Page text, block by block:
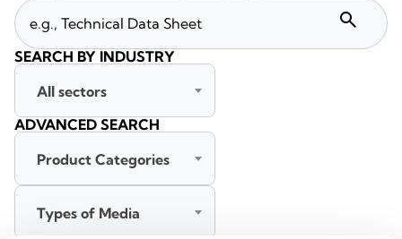
search
SEARCH BY INDUSTRY
All sectors
ADVANCED SEARCH
Product Categories
Types of Media